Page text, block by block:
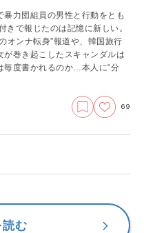
力団組員の男性と行動をとも
で報じたのは記憶に新しい。
オンナ転身”報道や、韓国旅行
巻き起こしたスキャンダルは
毎度書かれるのか…本人に“分
69
む